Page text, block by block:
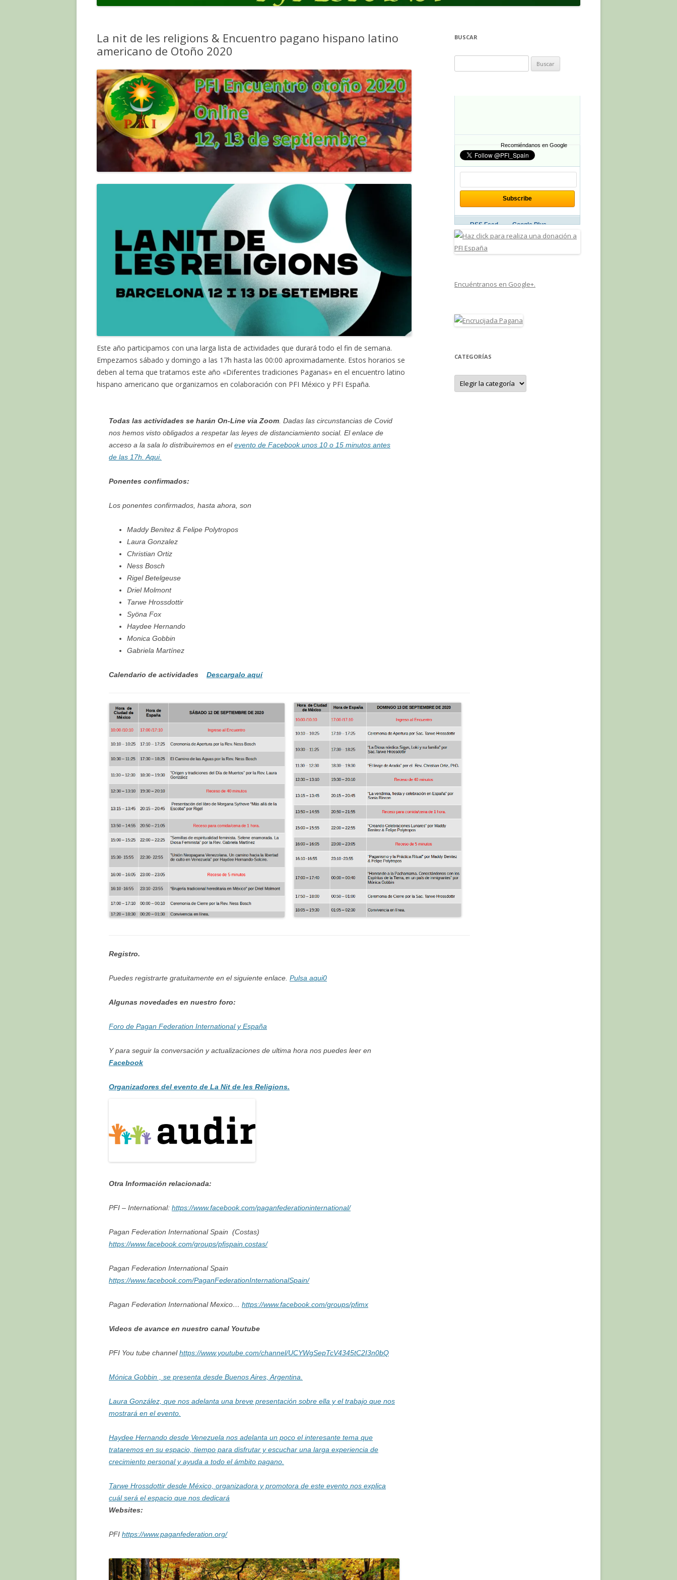
La nit de les religions & Encuentro pagano hispano latino
americano de Otoño 2020
Este año participamos con una larga lista de actividades que durará todo el fin de semana.
Empezamos sábado y domingo a las 17h hasta las 00:00 aproximadamente. Estos horarios se
deben al tema que tratamos este año «Diferentes tradiciones Paganas» en el encuentro latino
hispano americano que organizamos en colaboración con PFI México y PFI España.
Todas las actividades se harán On-Line via Zoom . Dadas las circunstancias de Covid
nos hemos visto obligados a respetar las leyes de distanciamiento social. El enlace de
acceso a la sala lo distribuiremos en elevento de Facebook unos 10 o 15 minutos antes
de las 17h. Aqui.
Ponentes confirmados:
Los ponentes confirmados, hasta ahora, son
Maddy Benitez & Felipe Polytropos
Laura Gonzalez
Christian Ortiz
Ness Bosch
Rigel Betelgeuse
Driel Molmont
Tarwe Hrossdottir
Syöna Fox
Haydee Hernando
Monica Gobbin
Gabriela Martínez
Calendario de actividades Descargalo aquí
Registro.
Puedes registrarte gratuitamente en el siguiente enlace. Pulsa aqui0
Algunas novedades en nuestro foro:
Foro de Pagan Federation International y España
Y para seguir la conversación y actualizaciones de ultima hora nos puedes leer en
Facebook
Organizadores del evento de La Nit de les Religions.
Otra Información relacionada:
PFI – International: https://www.facebook.com/paganfederationinternational/
Pagan Federation International Spain (Costas)
https://www.facebook.com/groups/pfispain.costas/
Pagan Federation International Spain
https://www.facebook.com/PaganFederationInternationalSpain/
Pagan Federation International Mexico… https://www.facebook.com/groups/pfimx
Videos de avance en nuestro canal Youtube
PFI You tube channelhttps://www.youtube.com/channel/UCYWgSepTcV4345tC2I3n0bQ
Mónica Gobbin , se presenta desde Buenos Aires, Argentina.
Laura González, que nos adelanta una breve presentación sobre ella y el trabajo que nos
mostrará en el evento.
Haydee Hernando desde Venezuela nos adelanta un poco el interesante tema que
trataremos en su espacio, tiempo para disfrutar y escuchar una larga experiencia de
crecimiento personal y ayuda a todo el ámbito pagano.
Tarwe Hrossdottir desde México, organizadora y promotora de este evento nos explica
cuál será el espacio que nos dedicará
Websites:
PFI https://www.paganfederation.org/
BUSCAR
Recomiéndanos en Google
RSS Feed Google Plus
Encuéntranos en Google+.
CATEGORÍAS
Categorías